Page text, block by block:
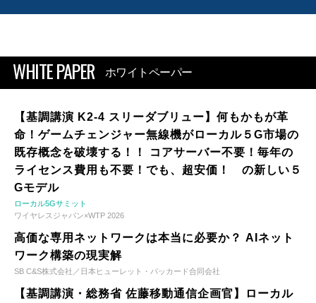
WHITE PAPER ホワイトペーパー
【基調講演 K2-4 スリーダブリュー】何もかもが革
命！ゲームチェンジャー無線機がローカル５G市場の
既存概念を破壊する！！ コアサーバー不要！毎年の
ライセンス費用も不要！でも、超安価！ の新しい５
Gモデル
ローカル5Gサミット
ワイヤレスジャパン×WTP 2026
高価な専用ネットワークは本当に必要か？ AIネット
ワーク構築の現実解
SB C&S株式会社／日本ヒューレット・パッカード合同会社
【基調講演・総務省 佐藤移動通信企画官】ローカル